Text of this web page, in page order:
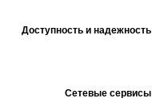
Доступность и надежность
Сетевые сервисы